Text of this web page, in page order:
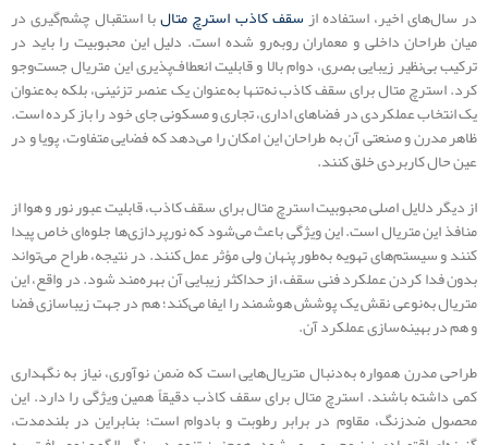
در سال‌های اخیر، استفاده از سقف کاذب استرچ متالبا استقبال چشم‌گیری در
میان طراحان داخلی و معماران روبه‌رو شده است. دلیل این محبوبیت را باید در
ترکیب بی‌نظیر زیبایی بصری، دوام بالا و قابلیت انعطاف‌پذیری این متریال جست‌وجو
کرد. استرچ متال برای سقف کاذب نه‌تنها به‌عنوان یک عنصر تزئینی، بلکه به‌عنوان
یک انتخاب عملکردی در فضاهای اداری، تجاری و مسکونی جای خود را باز کرده است.
ظاهر مدرن و صنعتی آن به طراحان این امکان را می‌دهد که فضایی متفاوت، پویا و در
عین حال کاربردی خلق کنند.
از دیگر دلایل اصلی محبوبیت استرچ متال برای سقف کاذب، قابلیت عبور نور و هوا از
منافذ این متریال است. این ویژگی باعث می‌شود که نورپردازی‌ها جلوه‌ای خاص پیدا
کنند و سیستم‌های تهویه به‌طور پنهان ولی مؤثر عمل کنند. در نتیجه، طراح می‌تواند
بدون فدا کردن عملکرد فنی سقف، از حداکثر زیبایی آن بهره‌مند شود. در واقع، این
متریال به‌نوعی نقش یک پوشش هوشمند را ایفا می‌کند؛ هم در جهت زیباسازی فضا
و هم در بهینه‌سازی عملکرد آن.
طراحی مدرن همواره به‌دنبال متریال‌هایی است که ضمن نوآوری، نیاز به نگهداری
کمی داشته باشند. استرچ متال برای سقف کاذب دقیقاً همین ویژگی را دارد. این
محصول ضدزنگ، مقاوم در برابر رطوبت و بادوام است؛ بنابراین در بلندمدت،